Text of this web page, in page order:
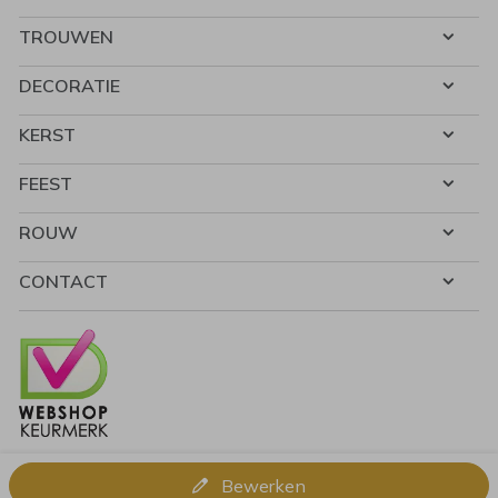
Bewerken
TROUWEN
DECORATIE
KERST
FEEST
ROUW
CONTACT